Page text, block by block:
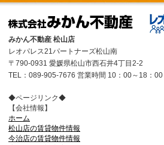
みかん不動産 松山店
レオパレス21パートナーズ松山南
〒790-0931 愛媛県松山市西石井4丁目2-2
TEL：089-905-7676 営業時間 10：00～18：00
◆ページリンク◆
【会社情報】
ホーム
松山店の賃貸物件情報
今治店の賃貸物件情報